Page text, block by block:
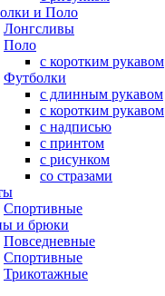
и Поло
Лонгсливы
Поло
с коротким рукавом
Футболки
с длинным рукавом
с коротким рукавом
с надписью
с принтом
с рисунком
со стразами
Спортивные
и брюки
Повседневные
Спортивные
Трикотажные